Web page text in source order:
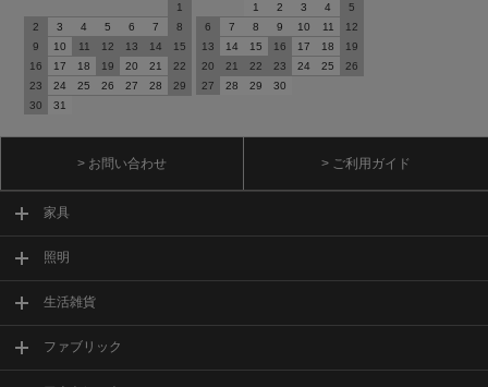
1
2
3 4 5 6 7
8
9
10 11 12 13 14
15
16
17 18 19 20 21
22
23
24 25 26 27 28
29
30
31
1
2 3 4
5
6
7 8 9 10 11
12
13
14 15 16 17 18
19
20
21 22 23 24 25
26
27
28 29 30
> お問い合わせ > ご利用ガイド
家具
照明
生活雑貨
ファブリック